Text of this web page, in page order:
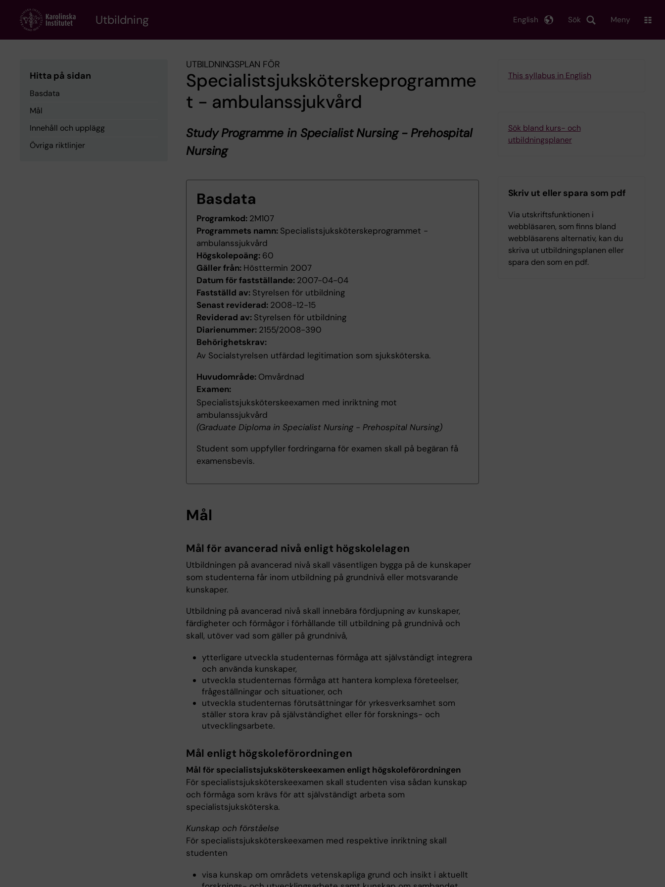
content
Utbildning Sök
English Meny
Hitta på sidan
Basdata
Mål
Innehåll och upplägg
Övriga riktlinjer
UTBILDNINGSPLAN FÖR
Specialistsjuksköterskeprogramme
t - ambulanssjukvård
Study Programme in Specialist Nursing - Prehospital
Nursing
Basdata
Programkod: 2M107
Programmets namn: Specialistsjuksköterskeprogrammet -
ambulanssjukvård
Högskolepoäng: 60
Gäller från: Hösttermin 2007
Datum för fastställande: 2007-04-04
Fastställd av: Styrelsen för utbildning
Senast reviderad: 2008-12-15
Reviderad av: Styrelsen för utbildning
Diarienummer: 2155/2008-390
Behörighetskrav:
Av Socialstyrelsen utfärdad legitimation som sjuksköterska.
Huvudområde: Omvårdnad
Examen:
Specialistsjuksköterskeexamen med inriktning mot
ambulanssjukvård
(Graduate Diploma in Specialist Nursing - Prehospital Nursing)
Student som uppfyller fordringarna för examen skall på begäran få
examensbevis.
Mål
Mål för avancerad nivå enligt högskolelagen
Utbildningen på avancerad nivå skall väsentligen bygga på de kunskaper
som studenterna får inom utbildning på grundnivå eller motsvarande
kunskaper.
Utbildning på avancerad nivå skall innebära fördjupning av kunskaper,
färdigheter och förmågor i förhållande till utbildning på grundnivå och
skall, utöver vad som gäller på grundnivå,
ytterligare utveckla studenternas förmåga att självständigt integrera
och använda kunskaper,
utveckla studenternas förmåga att hantera komplexa företeelser,
frågeställningar och situationer, och
utveckla studenternas förutsättningar för yrkesverksamhet som
ställer stora krav på självständighet eller för forsknings- och
utvecklingsarbete.
Mål enligt högskoleförordningen
Mål för specialistsjuksköterskeexamen enligt högskoleförordningen
För specialistsjuksköterskeexamen skall studenten visa sådan kunskap
och förmåga som krävs för att självständigt arbeta som
specialistsjuksköterska.
Kunskap och förståelse
För specialistsjuksköterskeexamen med respektive inriktning skall
studenten
visa kunskap om områdets vetenskapliga grund och insikt i aktuellt
This syllabus in English
Sök bland kurs- och
utbildningsplaner
Skriv ut eller spara som pdf
Via utskriftsfunktionen i
webbläsaren, som finns bland
webbläsarens alternativ, kan du
skriva ut utbildningsplanen eller
spara den som en pdf.